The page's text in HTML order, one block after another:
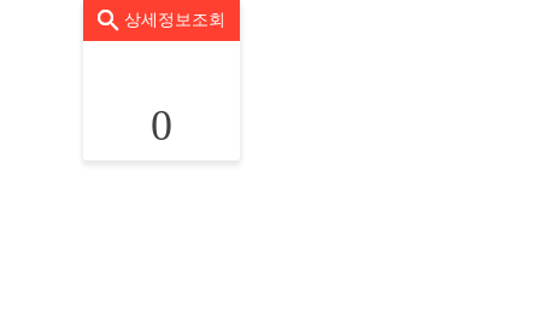
상세정보조회
0